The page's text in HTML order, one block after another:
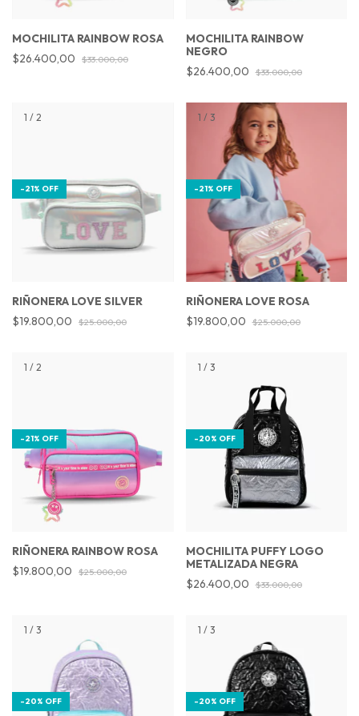
MOCHILITA RAINBOW ROSA
$26.400,00
$33.000,00
MOCHILITA RAINBOW
NEGRO
$26.400,00
$33.000,00
1 / 2
-21% OFF
RIÑONERA LOVE SILVER
$19.800,00
$25.000,00
1 / 3
-21% OFF
RIÑONERA LOVE ROSA
$19.800,00
$25.000,00
1 / 2
-21% OFF
RIÑONERA RAINBOW ROSA
$19.800,00
$25.000,00
1 / 3
-20% OFF
MOCHILITA PUFFY LOGO
METALIZADA NEGRA
$26.400,00
$33.000,00
1 / 3
-20% OFF
1 / 3
-20% OFF